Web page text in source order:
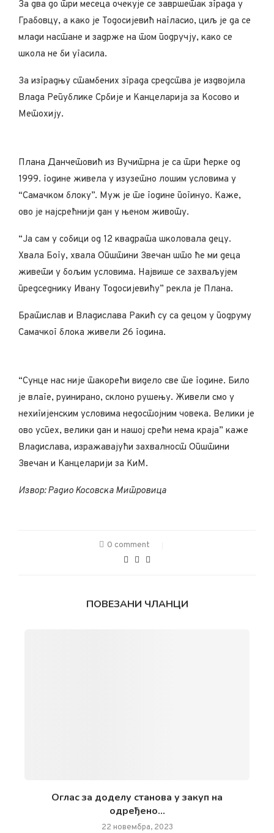
За два до три месеца очекује се завршетак зграда у
Грабовцу, а како је Тодосијевић нагласио, циљ је да се
млади настане и задрже на том подручју, како се
школа не би угасила.
За изградњу стамбених зграда средства је издвојила
Влада Републике Србије и Канцеларија за Косово и
Метохију.
Плана Данчетовић из Вучитрна је са три ћерке од
1999. године живела у изузетно лошим условима у
“Самачком блоку”. Муж је те године погинуо. Каже,
ово је најсрећнији дан у њеном животу.
“Ја сам у собици од 12 квадрата школовала децу.
Хвала Богу, хвала Општини Звечан што ће ми деца
живети у бољим условима. Највише се захваљујем
председнику Ивану Тодосијевићу” рекла је Плана.
Братислав и Владислава Ракић су са децом у подруму
Самачког блока живели 26 година.
“Сунце нас није такорећи видело све те године. Било
је влаге, руинирано, склоно рушењу. Живели смо у
нехигијенским условима недостојним човека. Велики је
ово успех, велики дан и нашој срећи нема краја” каже
Владислава, изражавајући захвалност Општини
Звечан и Канцеларији за КиМ.
Извор: Радио Косовска Митровица
0 comment
ПОВЕЗАНИ ЧЛАНЦИ
Oглас за доделу станова у закуп на
одређено...
22 новембра, 2023